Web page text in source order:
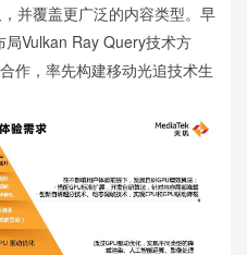
并覆盖更广泛的内容类型。早
Vulkan Ray Query技术方
作，率先构建移动光追技术生